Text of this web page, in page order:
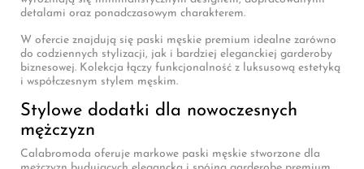
detalami oraz ponadczasowym charakterem.
W ofercie znajdują się paski męskie premium idealne zarówno
do codziennych stylizacji, jak i bardziej eleganckiej garderoby
biznesowej. Kolekcja łączy funkcjonalność z luksusową estetyką
i współczesnym stylem męskim.
Stylowe dodatki dla nowoczesnych
mężczyzn
Calabromoda oferuje markowe paski męskie stworzone dla